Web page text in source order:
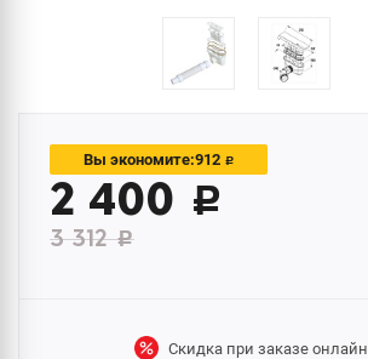
Вы экономите:912 c
2 400 c
3 312c
Скидка при заказе онлайн